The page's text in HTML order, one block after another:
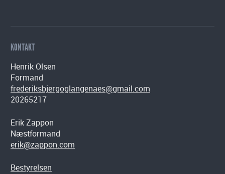
KONTAKT
Henrik Olsen
Formand
frederiksbjergoglangenaes@gmail.com
20265217
Erik Zappon
Næstformand
erik@zappon.com
Bestyrelsen